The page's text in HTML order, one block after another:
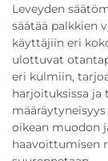
Leveyden
säätää palkkien
käyttäjiin eri
ulottuvat
eri kulmiin,
harjoituksissa ja
oikean muodon
haavoittumisen